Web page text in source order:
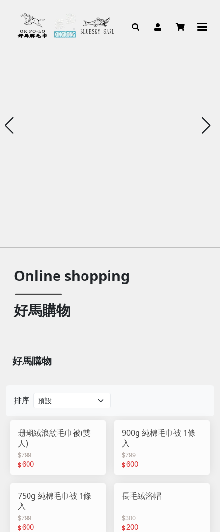
Online shopping
好馬購物
排序
珊瑚絨浪紋毛巾被(雙
人)
$799
$600
900g 純棉毛巾被 1條
入
$799
$600
750g 純棉毛巾被 1條
入
$799
$600
長毛絨浴帽
$300
$200
好馬購物